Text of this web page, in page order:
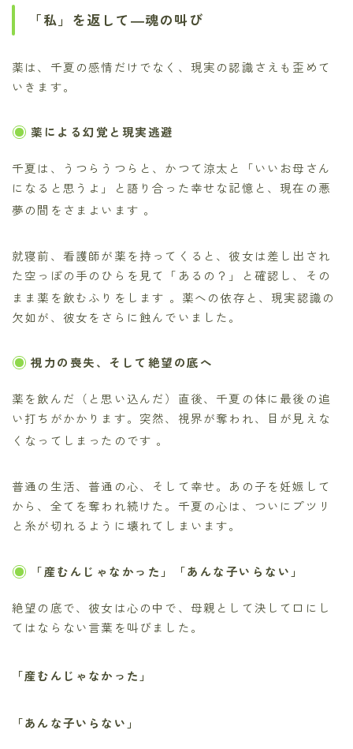
「私」を返して―魂の叫び
薬は、千夏の感情だけでなく、現実の認識さえも歪めて
いきます。
薬による幻覚と現実逃避
千夏は、うつらうつらと、かつて涼太と「いいお母さん
になると思うよ」と語り合った幸せな記憶と、現在の悪
夢の間をさまよいます 。
就寝前、看護師が薬を持ってくると、彼女は差し出され
た空っぽの手のひらを見て「あるの？」と確認し、その
まま薬を飲むふりをします 。薬への依存と、現実認識の
欠如が、彼女をさらに蝕んでいました。
視力の喪失、そして絶望の底へ
薬を飲んだ（と思い込んだ）直後、千夏の体に最後の追
い打ちがかかります。突然、視界が奪われ、目が見えな
くなってしまったのです 。
普通の生活、普通の心、そして幸せ。あの子を妊娠して
から、全てを奪われ続けた。千夏の心は、ついにプツリ
と糸が切れるように壊れてしまいます。
「産むんじゃなかった」「あんな子いらない」
絶望の底で、彼女は心の中で、母親として決して口にし
てはならない言葉を叫びました。
「産むんじゃなかった」
「あんな子いらない」